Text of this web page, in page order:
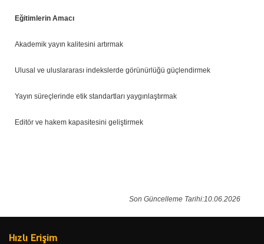
Eğitimlerin Amacı
Akademik yayın kalitesini artırmak
Ulusal ve uluslararası indekslerde görünürlüğü güçlendirmek
Yayın süreçlerinde etik standartları yaygınlaştırmak
Editör ve hakem kapasitesini geliştirmek
Son Güncelleme Tarihi:10.06.2026
Hızlı Erişim